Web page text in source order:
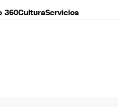
360CulturaServicios